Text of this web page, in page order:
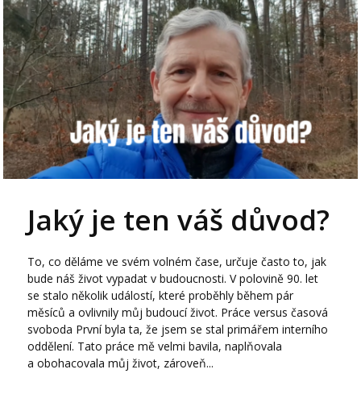
Jaký je ten váš důvod?
To, co děláme ve svém volném čase, určuje často to, jak
bude náš život vypadat v budoucnosti. V polovině 90. let
se stalo několik událostí, které proběhly během pár
měsíců a ovlivnily můj budoucí život. Práce versus časová
svoboda První byla ta, že jsem se stal primářem interního
oddělení. Tato práce mě velmi bavila, naplňovala
a obohacovala můj život, zároveň...